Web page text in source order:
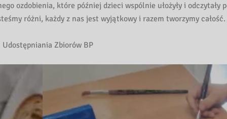
ozdobienia, które później dzieci wspólnie ułożyły i odczytały
różni, każdy z nas jest wyjątkowy i razem tworzymy całość.
Udostępniania Zbiorów BP